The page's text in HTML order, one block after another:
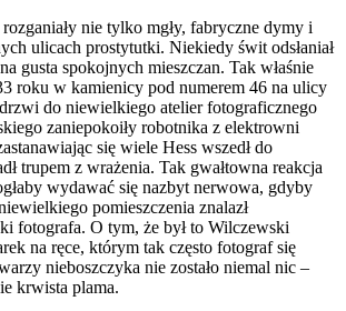
nie tylko mgły, fabryczne dymy i
ulicach prostytutki. Niekiedy świt odsłaniał
gusta spokojnych mieszczan. Tak właśnie
roku w kamienicy pod numerem 46 na ulicy
do niewielkiego atelier fotograficznego
zaniepokoiły robotnika z elektrowni
się wiele Hess wszedł do
trupem z wrażenia. Tak gwałtowna reakcja
wydawać się nazbyt nerwowa, gdyby
pomieszczenia znalazł
fotografa. O tym, że był to Wilczewski
na ręce, którym tak często fotograf się
nieboszczyka nie zostało niemal nic –
krwista plama.